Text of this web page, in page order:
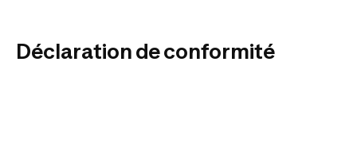
Déclaration de conformité